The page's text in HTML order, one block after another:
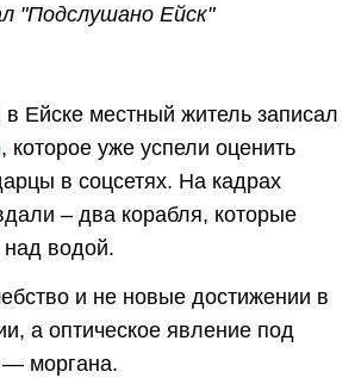
"Подслушано Ейск"
Ейске местный житель записал
, которое уже успели оценить
в соцсетях. На кадрах
– два корабля, которые
над водой.
и не новые достижении в
а оптическое явление под
— моргана.